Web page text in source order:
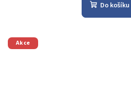
Do košíku
Akce